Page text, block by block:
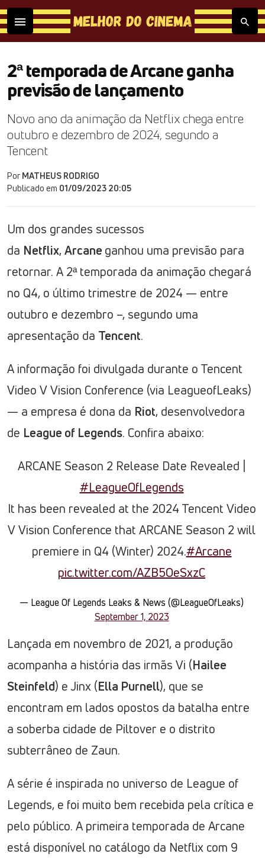
2ª temporada de Arcane ganha
previsão de lançamento
Novo ano da animação da Netflix chega entre
outubro e dezembro de 2024, segundo a
Tencent
Por MATHEUS RODRIGO
Publicado em 01/09/2023 20:05
Um dos grandes sucessos
da Netflix, Arcane ganhou uma previsão para
retornar. A 2ª temporada da animação chegará
no Q4, o último trimestre de 2024 — entre
outubro e dezembro –, segundo uma
apresentação da Tencent.
A informação foi divulgada durante o Tencent
Video V Vision Conference (via LeagueofLeaks)
— a empresa é dona da Riot, desenvolvedora
de League of Legends. Confira abaixo:
ARCANE Season 2 Release Date Revealed |
#LeagueOfLegends
It has been revealed at the 2024 Tencent Video
V Vision Conference that ARCANE Season 2 will
premiere in Q4 (Winter) 2024.#Arcane
pic.twitter.com/AZB5OeSxzC
— League Of Legends Leaks & News (@LeagueOfLeaks)
September 1, 2023
Lançada em novembro de 2021, a produção
acompanha a história das irmãs Vi (Hailee
Steinfeld) e Jinx (Ella Purnell), que se
encontram em lados opostos da batalha entre
a soberba cidade de Piltover e o distrito
subterrâneo de Zaun.
A série é inspirada no universo de League of
Legends, e foi muito bem recebida pela crítica e
pelo público. A primeira temporada de Arcane
está disponível no catálogo da Netflix com 9